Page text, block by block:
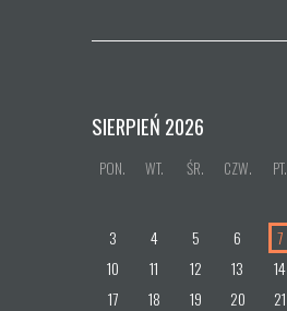
SIERPIEŃ 2026
PON. WT. ŚR. CZW. PT.
3
4 5 6 7
10
11 12 13 14
17
18 19 20 21